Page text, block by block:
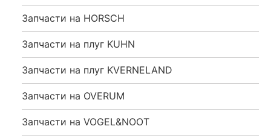
Запчасти на HORSCH
Запчасти на плуг KUHN
Запчасти на плуг KVERNELAND
Запчасти на OVERUM
Запчасти на VOGEL&NOOT